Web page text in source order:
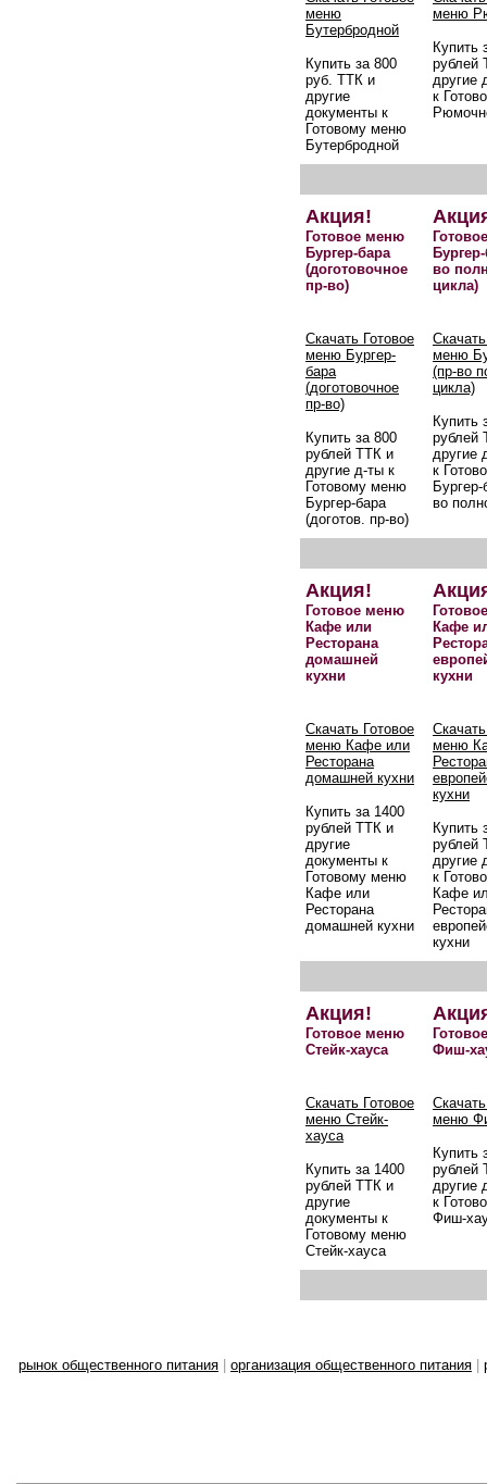
меню
Бутербродной
Купить за 800
руб. ТТК и
другие
документы к
Готовому меню
Бутербродной
меню
Купить
рублей
другие
к
Акция!
Готовое меню
Бургер-бара
(доготовочное
пр-во)
во
цикла)
Скачать Готовое
меню Бургер-
бара
(доготовочное
пр-во)
Купить за 800
рублей ТТК и
другие д-ты к
Готовому меню
Бургер-бара
(доготов. пр-во)
меню
(пр-во
цикла)
Купить
рублей
другие
к
во
Акция!
Готовое меню
Кафе или
Ресторана
домашней
кухни
Кафе
кухни
Скачать Готовое
меню Кафе или
Ресторана
домашней кухни
Купить за 1400
рублей ТТК и
другие
документы к
Готовому меню
Кафе или
Ресторана
домашней кухни
меню
кухни
Купить
рублей
другие
к
Кафе
кухни
Акция!
Готовое меню
Стейк-хауса
Фиш-
Скачать Готовое
меню Стейк-
хауса
Купить за 1400
рублей ТТК и
другие
документы к
Готовому меню
Стейк-хауса
меню
Купить
рублей
другие
к
Фиш-
рынок общественного питания организация общественного питания